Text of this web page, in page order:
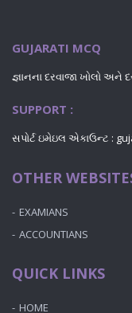
GUJARATI MCQ
જ્ઞાનના દરવાજા ખોલો અને
SUPPORT :
સપોર્ટ ઇમેઇલ એકાઉન્ટ :
OTHER
EXAMIANS
ACCOUNTIANS
QUICK LINKS
HOME